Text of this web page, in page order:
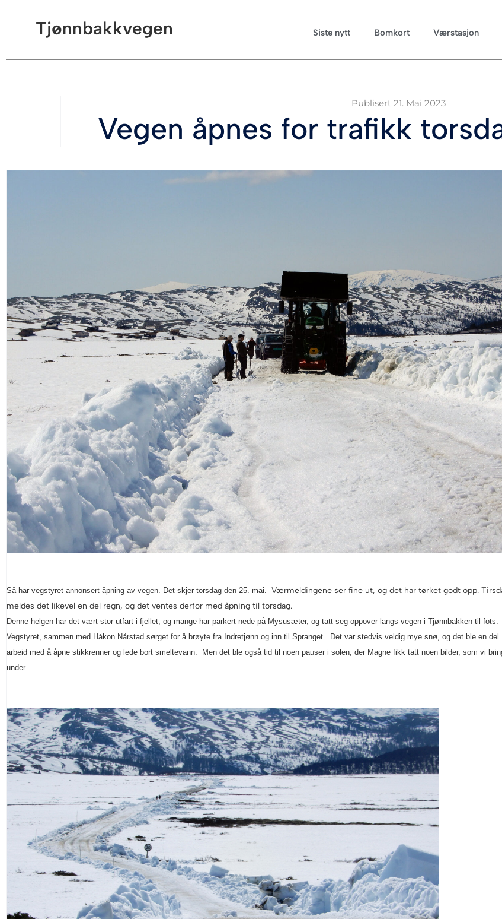
Tjønnbakkvegen Siste nytt Bomkort Værstasjon
Publisert 21. Mai 2023
Vegen åpnes for trafikk
Så har vegstyret annonsert åpning av vegen. Det skjer torsdag den 25. mai. Værmeldingene ser fine ut, og det har tørket godt opp.
meldes det likevel en del regn, og det ventes derfor med åpning til torsdag.
Denne helgen har det vært stor utfart i fjellet, og mange har parkert nede på Mysusæter, og tatt seg oppover langs vegen i Tjønnbakken til fots.
Vegstyret, sammen med Håkon Nårstad sørget for å brøyte fra Indretjønn og inn til Spranget. Det var stedvis veldig mye snø, og det ble en del
arbeid med å åpne stikkrenner og lede bort smeltevann. Men det ble også tid til noen pauser i solen, der Magne fikk tatt noen bilder, som vi
under.